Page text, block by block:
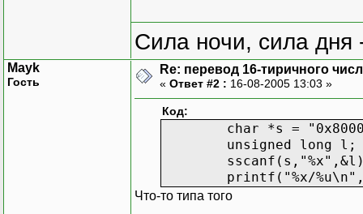
Сила ночи, сила дня
Mayk
Гость
Re: перевод 16-тиричного
« Ответ #2 : 16-08-2005 13:03 »
Код:
char *s =
unsigned long l;
printf("%x/
Что-то типа того